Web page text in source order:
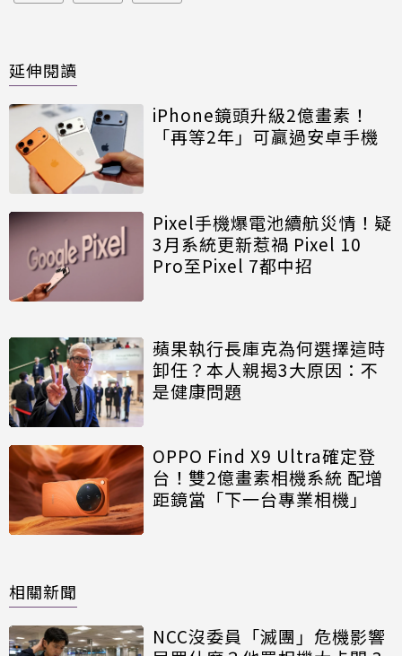
延伸閱讀
iPhone鏡頭升級2億畫素！
「再等2年」可贏過安卓手機
Pixel手機爆電池續航災情！疑
3月系統更新惹禍 Pixel 10
Pro至Pixel 7都中招
蘋果執行長庫克為何選擇這時
卸任？本人親揭3大原因：不
是健康問題
OPPO Find X9 Ultra確定登
台！雙2億畫素相機系統 配增
距鏡當「下一台專業相機」
相關新聞
NCC沒委員「滅團」危機影響